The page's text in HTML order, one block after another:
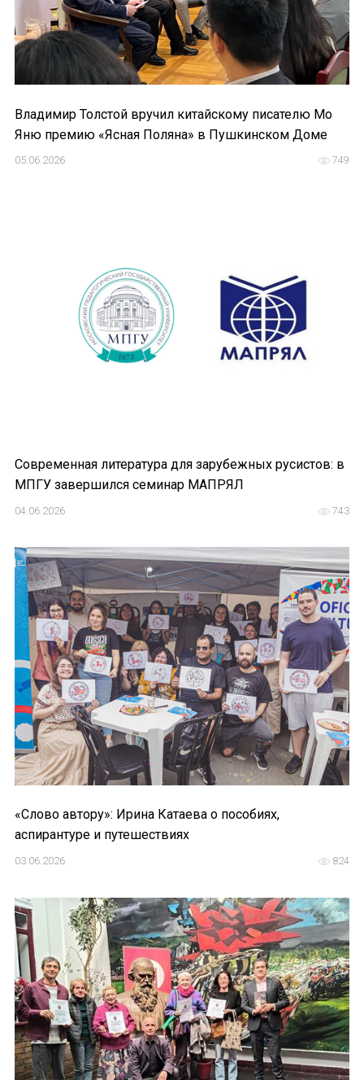
Владимир Толстой вручил китайскому писателю Мо
Яню премию «Ясная Поляна» в Пушкинском Доме
749
05.06.2026
Современная литература для зарубежных русистов: в
МПГУ завершился семинар МАПРЯЛ
743
04.06.2026
«Слово автору»: Ирина Катаева о пособиях,
аспирантуре и путешествиях
824
03.06.2026